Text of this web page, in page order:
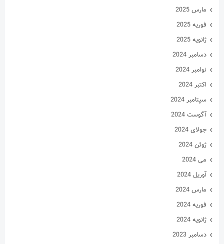
مارس 2025
فوریه 2025
ژانویه 2025
دسامبر 2024
نوامبر 2024
اکتبر 2024
سپتامبر 2024
آگوست 2024
جولای 2024
ژوئن 2024
می 2024
آوریل 2024
مارس 2024
فوریه 2024
ژانویه 2024
دسامبر 2023